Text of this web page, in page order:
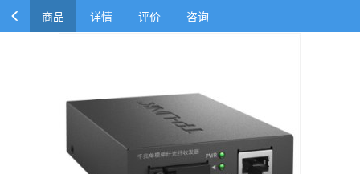
商品 详情 评价 咨询